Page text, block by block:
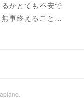
かとても不安で
無事終えること…